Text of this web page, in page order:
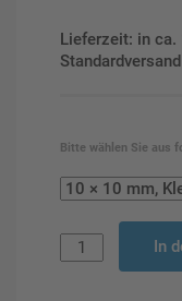
Lieferzeit: in
Standardversand
Bitte wählen Sie aus
In